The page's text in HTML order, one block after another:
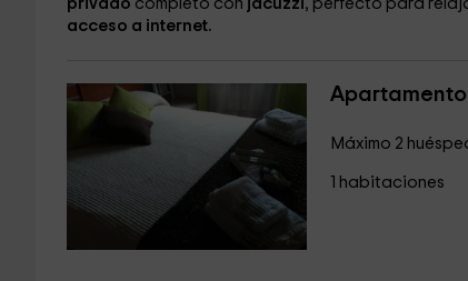
privado completo con jacuzzi, perfecto para
acceso a internet.
Apartamento
Máximo 2
1 habitaciones